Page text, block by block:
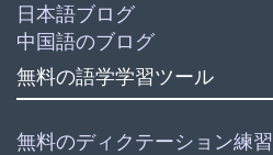
日本語ブログ
中国語のブログ
無料の語学学習ツール
無料のディクテーション練習